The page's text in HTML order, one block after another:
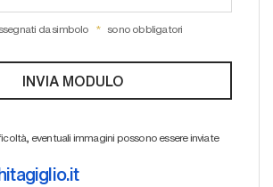
I campi contrassegnati da simbolo sono obbligatori
eventuali immagini possono essere inviate